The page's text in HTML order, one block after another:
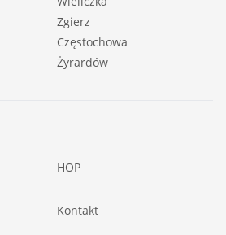
Zgierz
Częstochowa
Żyrardów
HOP
Kontakt